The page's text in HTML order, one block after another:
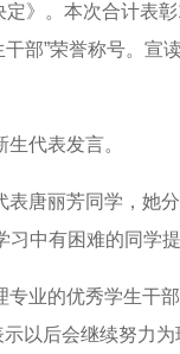
定》。本次合计表
部”荣誉称号。宣
代表发言。
唐丽芳同学，她
中有困难的同学提
业的优秀学生干
以后会继续努力